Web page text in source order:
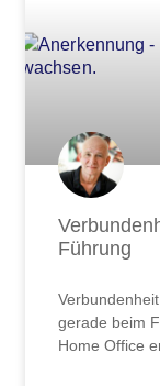
Führung
gerade beim
Home Office